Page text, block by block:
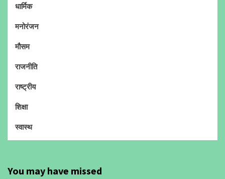
धार्मिक
मनोरंजन
मौसम
राजनीति
राष्ट्रीय
शिक्षा
स्वास्थ
You may have missed